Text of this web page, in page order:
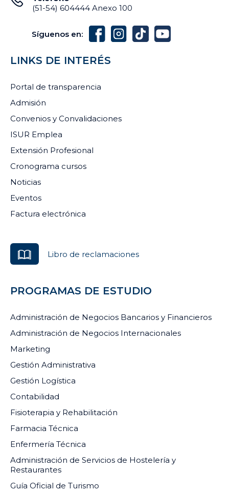
(51-54) 604444 Anexo 100
Síguenos en:
LINKS DE INTERÉS
Portal de transparencia
Admisión
Convenios y Convalidaciones
ISUR Emplea
Extensión Profesional
Cronograma cursos
Noticias
Eventos
Factura electrónica
Libro de reclamaciones
PROGRAMAS DE ESTUDIO
Administración de Negocios Bancarios y Financieros
Administración de Negocios Internacionales
Marketing
Gestión Administrativa
Gestión Logística
Contabilidad
Fisioterapia y Rehabilitación
Farmacia Técnica
Enfermería Técnica
Administración de Servicios de Hostelería y
Restaurantes
Guía Oficial de Turismo